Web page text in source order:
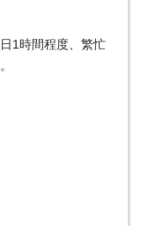
1時間程度、繁忙